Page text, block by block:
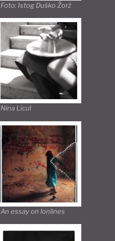
Foto: Istog Duško Žorž
Nina Licul
An essay on lonlines